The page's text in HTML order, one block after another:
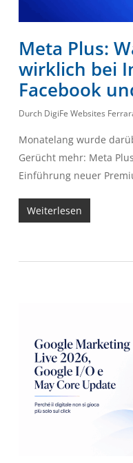
Meta Plus:
wirklich bei
Facebook
Durch DigiFe Websites
Monatelang wurde
Gerücht mehr: Meta
Einführung neuer
Weiterlesen